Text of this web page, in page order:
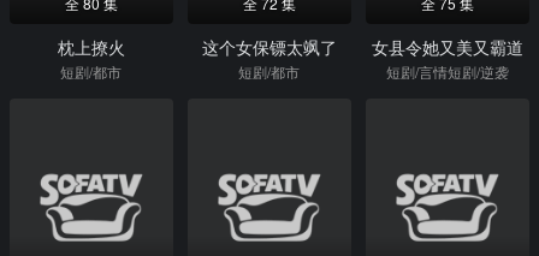
枕上撩火
短剧/都市
这个女保镖太飒了
短剧/都市
女县令她又美又霸道
短剧/言情短剧/逆袭